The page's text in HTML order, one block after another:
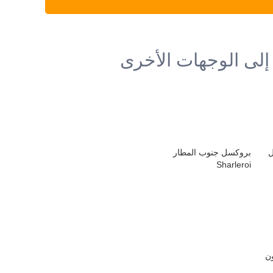
الوجهات الأخرى
بروكسل جنوب المطار
Sharleroi